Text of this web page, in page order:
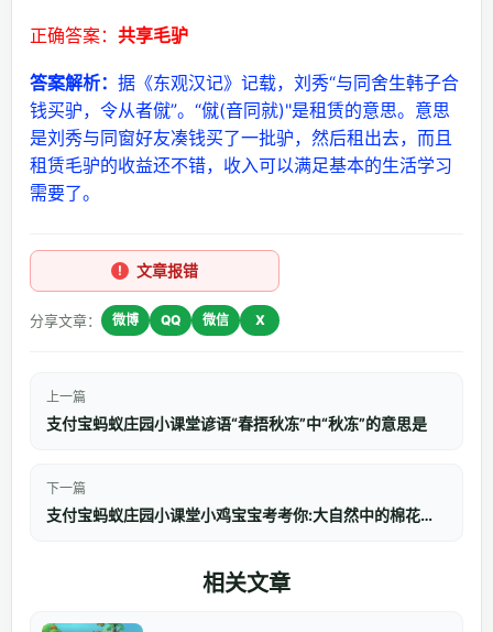
正确答案： 共享毛驴
答案解析： 据《东观汉记》记载，刘秀“与同舍生韩子合
钱买驴，令从者僦”。“僦(音同就)"是租赁的意思。意思
是刘秀与同窗好友凑钱买了一批驴，然后租出去，而且
租赁毛驴的收益还不错，收入可以满足基本的生活学习
需要了。
文章报错
分享文章： 微博 QQ 微信 X
上一篇
支付宝蚂蚁庄园小课堂谚语“春捂秋冻”中“秋冻”的意思是
下一篇
支付宝蚂蚁庄园小课堂小鸡宝宝考考你:大自然中的棉花都是白色的吗
相关文章